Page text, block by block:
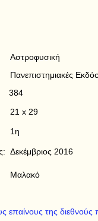
Αστροφυσική
Πανεπιστημιακές
384
21 x 29
1η
Δεκέμβριος 2016
Μαλακό
της διεθνούς